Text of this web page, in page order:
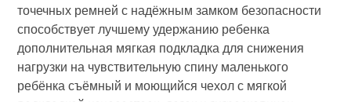
точечных ремней с надёжным замком безопасности
способствует лучшему удержанию ребенка
дополнительная мягкая подкладка для снижения
нагрузки на чувствительную спину маленького
ребёнка съёмный и моющийся чехол с мягкой